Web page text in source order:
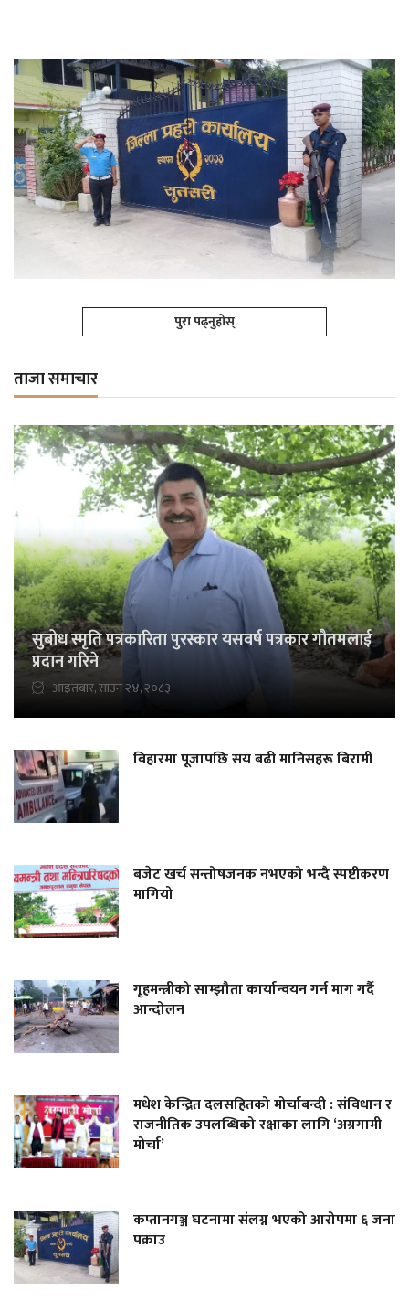
पुरा पढ्नुहोस्
ताजा समाचार
सुबोध स्मृति पत्रकारिता पुरस्कार यसवर्ष पत्रकार गौतमलाई
प्रदान गरिने
आइतबार, साउन २४, २०८३
बिहारमा पूजापछि सय बढी मानिसहरू बिरामी
बजेट खर्च सन्तोषजनक नभएको भन्दै स्पष्टीकरण
मागियो
गृहमन्त्रीको साम्झौता कार्यान्वयन गर्न माग गर्दै
आन्दोलन
मधेश केन्द्रित दलसहितको मोर्चाबन्दी : संविधान र
राजनीतिक उपलब्धिको रक्षाका लागि ‘अग्रगामी
मोर्चा’
कप्तानगञ्ज घटनामा संलग्न भएको आरोपमा ६ जना
पक्राउ